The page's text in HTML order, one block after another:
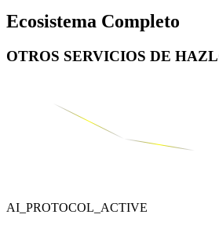
Ecosistema Completo
OTROS SERVICIOS DE
AI_PROTOCOL_ACTIVE